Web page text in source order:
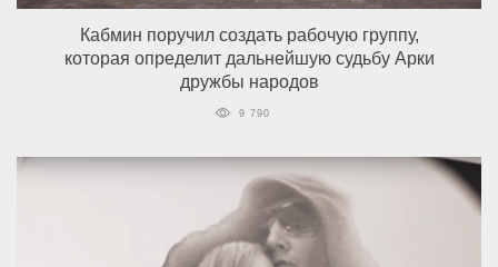
Кабмин поручил создать рабочую группу,
которая определит дальнейшую судьбу Арки
дружбы народов
9 790